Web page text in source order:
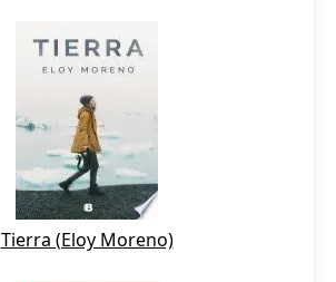
Tierra (Eloy Moreno)